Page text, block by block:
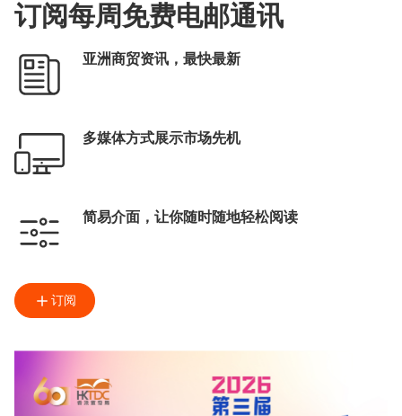
订阅每周免费电邮通讯
亚洲商贸资讯，最快最新
多媒体方式展示市场先机
简易介面，让你随时随地轻松阅读
订阅